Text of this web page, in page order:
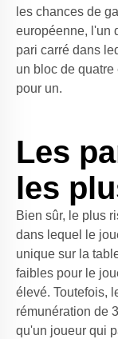
les chances de
européenne, l'un
pari carré dans
un bloc de
pour un.
Les
les
Bien sûr, le plus
dans lequel le
unique sur la
faibles pour le
élevé. Toutefois,
rémunération de
qu'un joueur qui